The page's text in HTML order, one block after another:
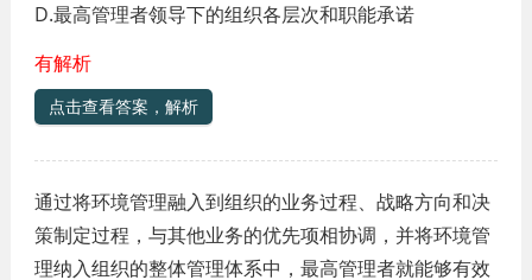
D.最高管理者领导下的组织各层次和职能承诺
有解析
点击查看答案，解析
通过将环境管理融入到组织的业务过程、战略方向和决
策制定过程，与其他业务的优先项相协调，并将环境管
理纳入组织的整体管理体系中，最高管理者就能够有效